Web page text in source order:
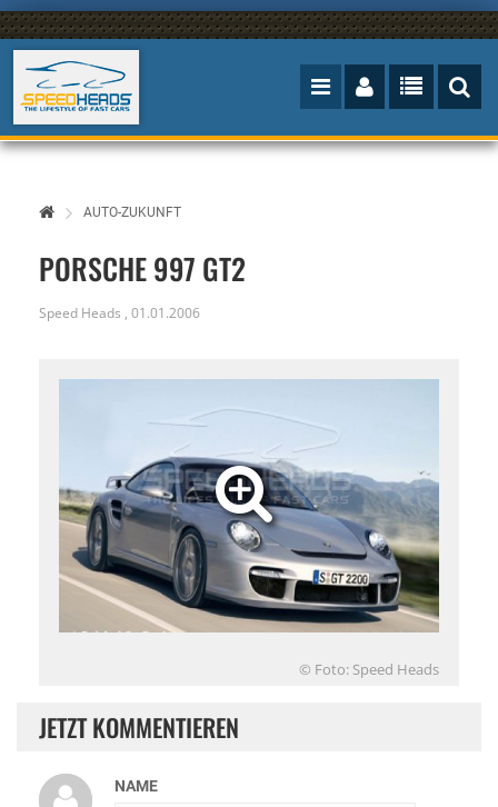
AUTO-ZUKUNFT
PORSCHE 997 GT2
Speed Heads , 01.01.2006
© Foto: Speed Heads
JETZT KOMMENTIEREN
NAME